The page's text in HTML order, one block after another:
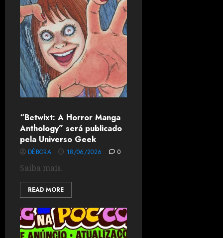
“Betwixt: A Horror Manga
Anthology” será publicado
pela Universo Geek
DÉBORA 18/06/2026 0
Saiba mais.
READ MORE